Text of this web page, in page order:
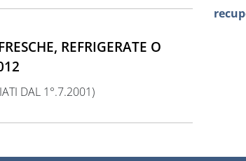
REFRIGERATE O
DAL 1°.7.2001)